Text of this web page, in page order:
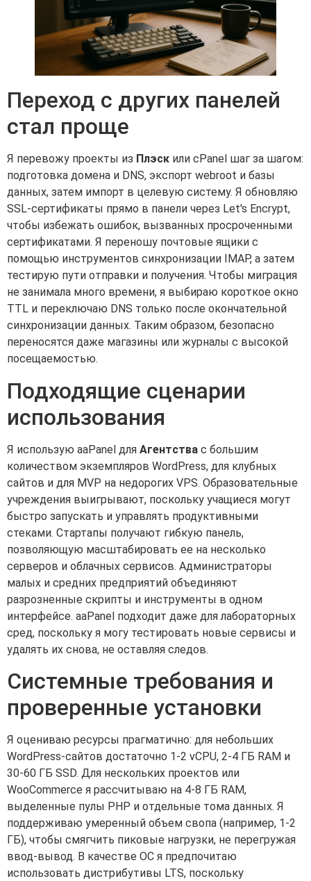
Переход с других панелей
стал проще
Я перевожу проекты из Плэск или cPanel шаг за шагом:
подготовка домена и DNS, экспорт webroot и базы
данных, затем импорт в целевую систему. Я обновляю
SSL-сертификаты прямо в панели через Let's Encrypt,
чтобы избежать ошибок, вызванных просроченными
сертификатами. Я переношу почтовые ящики с
помощью инструментов синхронизации IMAP, а затем
тестирую пути отправки и получения. Чтобы миграция
не занимала много времени, я выбираю короткое окно
TTL и переключаю DNS только после окончательной
синхронизации данных. Таким образом, безопасно
переносятся даже магазины или журналы с высокой
посещаемостью.
Подходящие сценарии
использования
Я использую aaPanel для Агентства с большим
количеством экземпляров WordPress, для клубных
сайтов и для MVP на недорогих VPS. Образовательные
учреждения выигрывают, поскольку учащиеся могут
быстро запускать и управлять продуктивными
стеками. Стартапы получают гибкую панель,
позволяющую масштабировать ее на несколько
серверов и облачных сервисов. Администраторы
малых и средних предприятий объединяют
разрозненные скрипты и инструменты в одном
интерфейсе. aaPanel подходит даже для лабораторных
сред, поскольку я могу тестировать новые сервисы и
удалять их снова, не оставляя следов.
Системные требования и
проверенные установки
Я оцениваю ресурсы прагматично: для небольших
WordPress-сайтов достаточно 1-2 vCPU, 2-4 ГБ RAM и
30-60 ГБ SSD. Для нескольких проектов или
WooCommerce я рассчитываю на 4-8 ГБ RAM,
выделенные пулы PHP и отдельные тома данных. Я
поддерживаю умеренный объем свопа (например, 1-2
ГБ), чтобы смягчить пиковые нагрузки, не перегружая
ввод-вывод. В качестве ОС я предпочитаю
использовать дистрибутивы LTS, поскольку